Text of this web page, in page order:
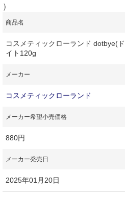
）
商品名
コスメティックローランド dotbye(
イト120g
メーカー
コスメティックローランド
メーカー希望小売価格
880円
メーカー発売日
2025年01月20日